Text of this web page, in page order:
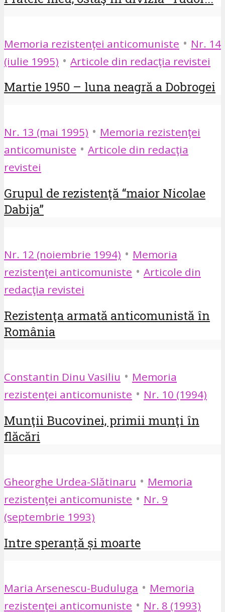
Memoria rezistenţei anticomuniste • Nr. 14
(iulie 1995) • Articole din redacţia revistei
Martie 1950 – luna neagră a Dobrogei
Nr. 13 (mai 1995) • Memoria rezistenţei
anticomuniste • Articole din redacţia
revistei
Grupul de rezistenţă “maior Nicolae
Dabija”
Nr. 12 (noiembrie 1994) • Memoria
rezistenţei anticomuniste • Articole din
redacţia revistei
Rezistenţa armată anticomunistă în
România
Constantin Dinu Vasiliu • Memoria
rezistenţei anticomuniste • Nr. 10 (1994)
Munţii Bucovinei, primii munţi în
flăcări
Gheorghe Urdea-Slătinaru • Memoria
rezistenţei anticomuniste • Nr. 9
(septembrie 1993)
Intre speranță și moarte
Maria Arsenescu-Buduluga • Memoria
rezistenţei anticomuniste • Nr. 8 (1993)